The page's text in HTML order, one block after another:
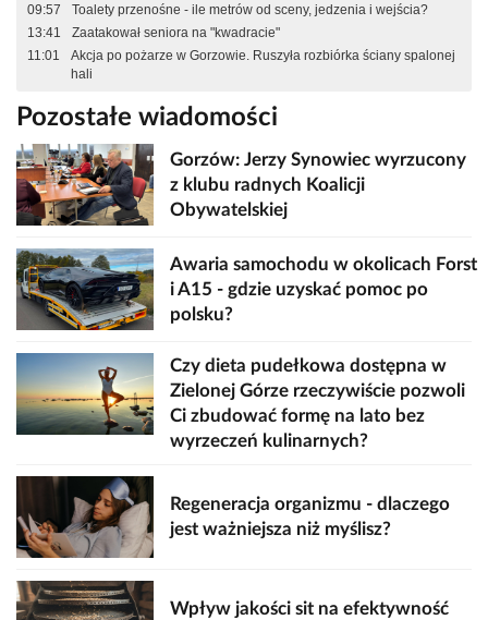
09:57
Toalety przenośne - ile metrów od sceny, jedzenia i wejścia?
13:41
Zaatakował seniora na "kwadracie"
11:01
Akcja po pożarze w Gorzowie. Ruszyła rozbiórka ściany spalonej
hali
Pozostałe wiadomości
Gorzów: Jerzy Synowiec wyrzucony
z klubu radnych Koalicji
Obywatelskiej
Awaria samochodu w okolicach Forst
i A15 - gdzie uzyskać pomoc po
polsku?
Czy dieta pudełkowa dostępna w
Zielonej Górze rzeczywiście pozwoli
Ci zbudować formę na lato bez
wyrzeczeń kulinarnych?
Regeneracja organizmu - dlaczego
jest ważniejsza niż myślisz?
Wpływ jakości sit na efektywność